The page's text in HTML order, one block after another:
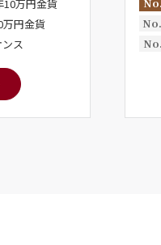
10万円金貨
円金貨
ス